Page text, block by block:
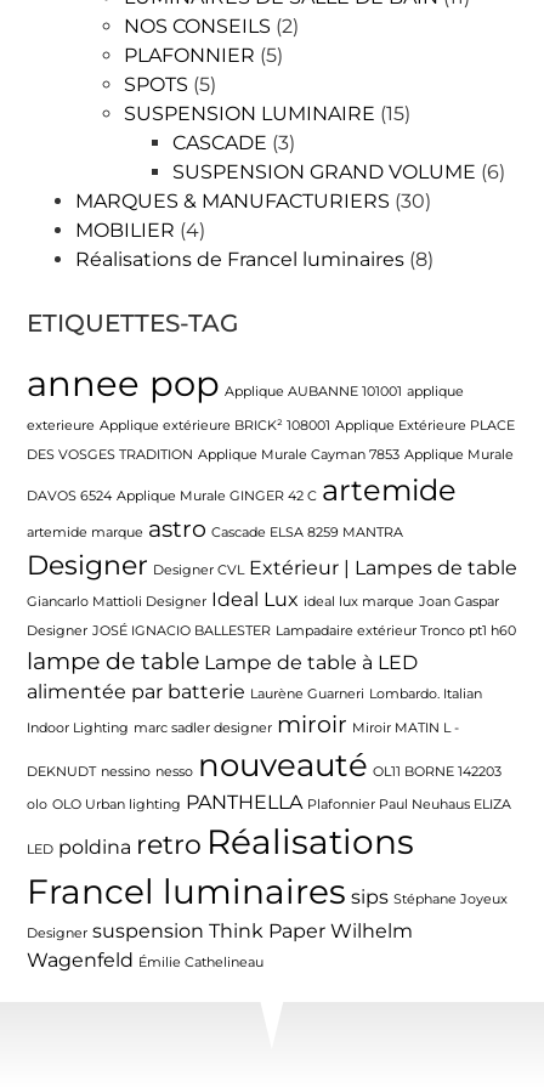
NOS CONSEILS (2)
PLAFONNIER (5)
SPOTS (5)
SUSPENSION LUMINAIRE (15)
CASCADE (3)
SUSPENSION GRAND VOLUME (6)
MARQUES & MANUFACTURIERS (30)
MOBILIER (4)
Réalisations de Francel luminaires (8)
ETIQUETTES-TAG
annee pop Applique AUBANNE 101001 applique
exterieure Applique extérieure BRICK² 108001 Applique Extérieure PLACE
DES VOSGES TRADITION Applique Murale Cayman 7853 Applique Murale
DAVOS 6524 Applique Murale GINGER 42 C artemide
artemide marque astro Cascade ELSA 8259 MANTRA
Designer Designer CVL Extérieur | Lampes de table
Giancarlo Mattioli Designer Ideal Lux ideal lux marque Joan Gaspar
Designer JOSÉ IGNACIO BALLESTER Lampadaire extérieur Tronco pt1 h60
lampe de table Lampe de table à LED
alimentée par batterie Laurène Guarneri Lombardo. Italian
Indoor Lighting marc sadler designer miroir Miroir MATIN L -
DEKNUDT nessino nesso nouveauté OL11 BORNE 142203
olo OLO Urban lighting PANTHELLA Plafonnier Paul Neuhaus ELIZA
LED poldina retro Réalisations
Francel luminaires sips Stéphane Joyeux
Designer suspension Think Paper Wilhelm
Wagenfeld Émilie Cathelineau